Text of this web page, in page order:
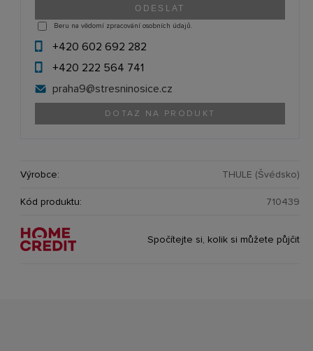
Beru na vědomí zpracování osobních údajů.
+420 602 692 282
+420 222 564 741
praha9@stresninosice.cz
DOTAZ NA PRODUKT
Výrobce: THULE (Švédsko)
Kód produktu: 710439
Spočítejte si, kolik si můžete půjčit